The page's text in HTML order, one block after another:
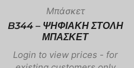
Μπάσκετ
B344 – ΨΗΦΙΑΚΗ ΣΤΟΛΗ
ΜΠΑΣΚΕΤ
Login to view prices - for